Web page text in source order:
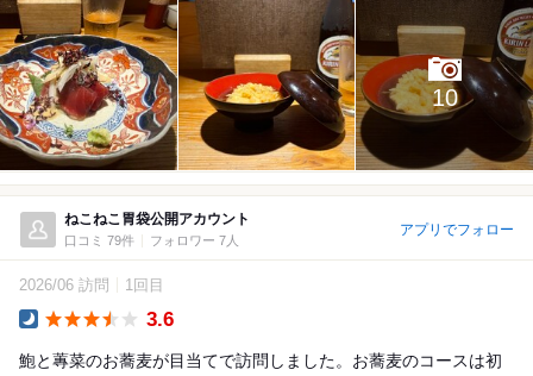
10
ねこねこ胃袋公開アカウント
口コミ 79件 フォロワー 7人
アプリでフォロー
2026/06 訪問 1回目
3.6
鮑と蓴菜のお蕎麦が目当てで訪問しました。お蕎麦のコースは初